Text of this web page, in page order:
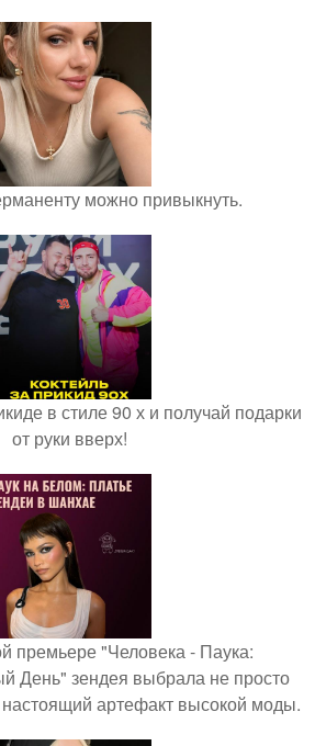
можно привыкнуть.
в стиле 90 х и получай подарки
от руки вверх!
премьере "Человека - Паука:
День" зендея выбрала не просто
артефакт высокой моды.